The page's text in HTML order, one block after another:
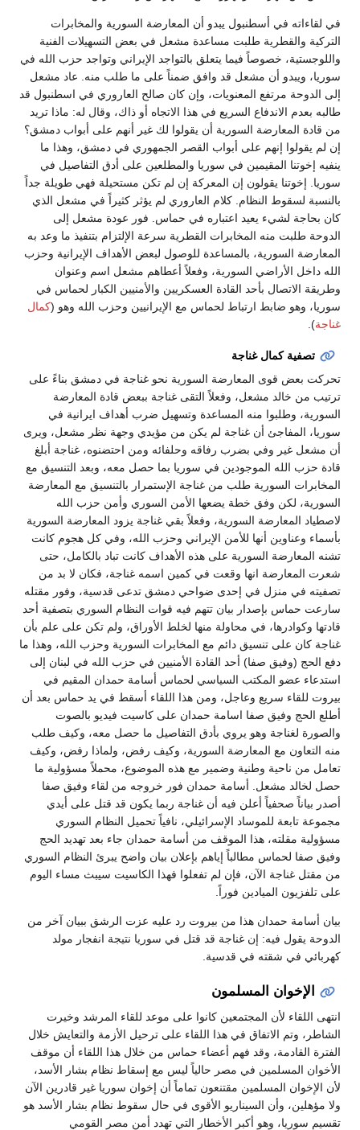
في لقاءاته في أسطنبول يبدو أن المعارضة السورية والمخابرات
التركية والقطرية طلبت مساعدة مشعل في بعض التسهيلات الفنية
واللوجستية، خصوصاً فيما يتعلق بالتواجد الإيراني وتواجد حزب الله في
سوريا، ويبدو أن مشعل قد وافق ضمناً على ما طلب منه. عاد مشعل
إلى الدوحة مرتفع المعنويات، وإن كان صالح العاروري في اسطنبول قد
طالبه بعدم الاندفاع السريع في هذا الاتجاه أو ذاك، وقال له: ماذا تريد
من قادة المعارضة السورية أن يقولوا لك غير أنهم على أبواب دمشق؟
إن لم يقولوا إنهم على أبواب القصر الجمهوري في دمشق، وهذا ما
ينفيه إخوتنا المقيمين في سوريا والمطلعين على أدق التفاصيل في
سوريا. إخوتنا يقولون إن المعركة إن لم تكن مستحيلة فهي طويلة جداً
بالنسبة لسقوط النظام. كلام العاروري لم يؤثر كثيراً في مشعل الذي
كان بحاجة لشيء يعيد اعتباره في حماس. فور عودة مشعل إلى
الدوحة طلبت منه المخابرات القطرية سرعة الإلتزام بتنفيذ ما وعد به
المعارضة السورية، بالمساعدة للوصول لبعض الأهداف الإيرانية وحزب
الله داخل الأراضي السورية، وفعلاً أعطاهم مشعل اسم وعنوان
وطريقة الاتصال بأحد القادة العسكريين والأمنيين الكبار لحماس في
سوريا، وهو ضابط ارتباط لحماس مع الإيرانيين وحزب الله وهو (كمال
غناجة).
تصفية كمال غناجة
تحركت بعض قوى المعارضة السورية نحو غناجة في دمشق بناءً على
ترتيب من خالد مشعل، وفعلاً التقى غناجة ببعض قادة المعارضة
السورية، وطلبوا منه المساعدة وتسهيل ضرب أهداف ايرانية في
سوريا، المفاجئ أن غناجة لم يكن من مؤيدي وجهة نظر مشعل، ويرى
أن مشعل غير وفي بضرب رفاقه وحلفائه ومن احتضنوه، غناجة أبلغ
قادة حزب الله الموجودين في سوريا بما حصل معه، وبعد التنسيق مع
المخابرات السورية طلب من غناجة الإستمرار بالتنسيق مع المعارضة
السورية، لكن وفق خطة يضعها الأمن السوري وأمن حزب الله
لاصطياد المعارضة السورية، وفعلاً بقي غناجة يزود المعارضة السورية
بأسماء وعناوين أنها للأمن الإيراني وحزب الله، وفي كل هجوم كانت
تشنه المعارضة السورية على هذه الأهداف كانت تباد بالكامل، حتى
شعرت المعارضة انها وقعت في كمين اسمه غناجة، فكان لا بد من
تصفيته في منزل في إحدى ضواحي دمشق تدعى قدسية، وفور مقتله
سارعت حماس بإصدار بيان تتهم فيه قوات النظام السوري بتصفية أحد
قادتها وكوادرها، في محاولة منها لخلط الأوراق، ولم تكن على علم بأن
غناجة كان على تنسيق دائم مع المخابرات السورية وحزب الله، وهذا ما
دفع الحج (وفيق صفا) أحد القادة الأمنيين في حزب الله في لبنان إلى
استدعاء عضو المكتب السياسي لحماس أسامة حمدان المقيم في
بيروت للقاء سريع وعاجل، ومن هذا اللقاء أسقط في يد حماس بعد أن
أطلع الحج وفيق صفا اسامة حمدان على كاسيت فيديو بالصوت
والصورة لغناجة وهو يروي بأدق التفاصيل ما حصل معه، وكيف طلب
منه التعاون مع المعارضة السورية، وكيف رفض، ولماذا رفض، وكيف
تعامل من ناحية وطنية وضمير مع هذه الموضوع، محملاً مسؤولية ما
حصل لخالد مشعل. أسامة حمدان فور خروجه من لقاء وفيق صفا
أصدر بياناً صحفياً أعلن فيه أن غناجة ربما يكون قد قتل على أيدي
مجموعة تابعة للموساد الإسرائيلي، نافياً تحميل النظام السوري
مسؤولية مقلته، هذا الموقف من أسامة حمدان جاء بعد تهديد الحج
وفيق صفا لحماس مطالباً إياهم بإعلان بيان واضح يبرئ النظام السوري
من مقتل غناجة الآن، فإن لم تفعلوا فهذا الكاسيت سيبث مساء اليوم
على تلفزيون الميادين فوراً.
بيان أسامة حمدان هذا من بيروت رد عليه عزت الرشق ببيان آخر من
الدوحة يقول فيه: إن غناجة قد قتل في سوريا نتيجة انفجار مولد
كهربائي في شقته في قدسية.
الإخوان المسلمون
انتهى اللقاء لأن المجتمعين كانوا على موعد للقاء المرشد وخيرت
الشاطر، وتم الاتفاق في هذا اللقاء على ترحيل الأزمة والتعايش خلال
الفترة القادمة، وقد فهم أعضاء حماس من خلال هذا اللقاء أن موقف
الأخوان المسلمين في مصر حالياً ليس مع إسقاط نظام بشار الأسد،
لأن الإخوان المسلمين مقتنعون تماماً أن إخوان سوريا غير قادرين الآن
ولا مؤهلين، وأن السيناريو الأقوى في حال سقوط نظام بشار الأسد هو
تقسيم سوريا، وهو أكبر الأخطار التي تهدد أمن مصر القومي